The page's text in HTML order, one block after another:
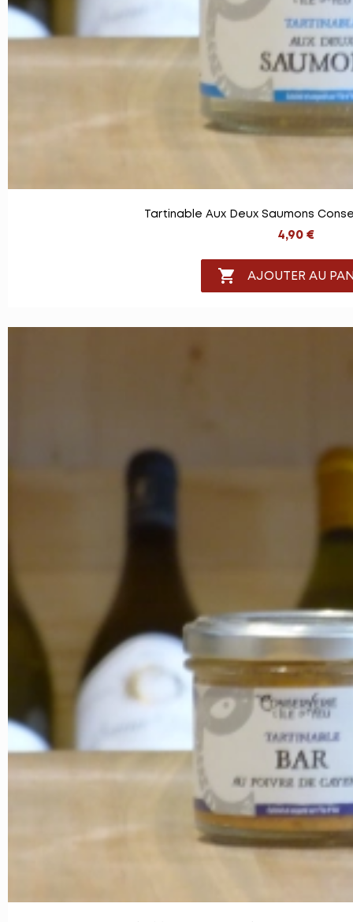
Tartinable Aux Deux Saumons
4,90 €
 AJOUTER AU